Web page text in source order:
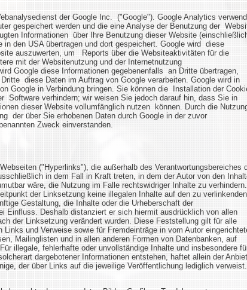
der Google Inc. ("Google"). Google Analytics
gespeichert werden und die eine Analyse der Benutzung der
Informationen über Ihre Benutzung dieser Website
in den USA übertragen und dort gespeichert. Google wird diese
auszuwerten, um Reports über die Websiteaktivitäten für die
mit der Websitenutzung und der Internetnutzung
Google diese Informationen gegebenenfalls an Dritte übertragen,
diese Daten im Auftrag von Google verarbeiten. Google wird in
Google in Verbindung bringen. Sie können die Installation der
Software verhindern; wir weisen Sie jedoch darauf hin, dass Sie in
dieser Website vollumfänglich nutzen können. Durch die
der über Sie erhobenen Daten durch Google in der zuvor
benannten Zweck einverstanden.
("Hyperlinks"), die außerhalb des Verantwortungsbereiches
in dem Fall in Kraft treten, in dem der Autor von den
wäre, die Nutzung im Falle rechtswidriger Inhalte zu verhindern.
der Linksetzung keine illegalen Inhalte auf den zu verlinkenden
Gestaltung, die Inhalte oder die Urheberschaft der
Einfluss. Deshalb distanziert er sich hiermit ausdrücklich von allen
der Linksetzung verändert wurden. Diese Feststellung gilt für alle
und Verweise sowie für Fremdeinträge in vom Autor
Mailinglisten und in allen anderen Formen von Datenbanken, auf
illegale, fehlerhafte oder unvollständige Inhalte und insbesondere
dargebotener Informationen entstehen, haftet allein der
der über Links auf die jeweilige Veröffentlichung lediglich verweist.